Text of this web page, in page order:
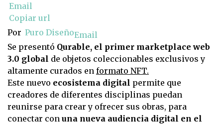
Email
Copiar url
Por Puro DiseñoEmail
Se presentó Qurable, el primer marketplace web
3.0 global de objetos coleccionables exclusivos y
altamente curados en formato NFT.
Este nuevo ecosistema digital permite que
creadores de diferentes disciplinas puedan
reunirse para crear y ofrecer sus obras, para
conectar con una nueva audiencia digital en el